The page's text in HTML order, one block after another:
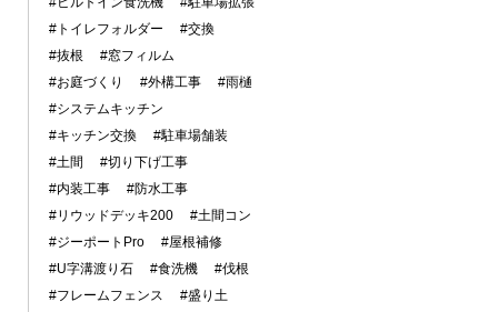
#トイレフォルダー
#交換
#抜根
#窓フィルム
#お庭づくり
#外構工事
#雨樋
#システムキッチン
#キッチン交換
#駐車場舗装
#土間
#切り下げ工事
#内装工事
#防水工事
#リウッドデッキ200
#土間コン
#ジーポートPro
#屋根補修
#U字溝渡り石
#食洗機
#伐根
#フレームフェンス
#盛り土